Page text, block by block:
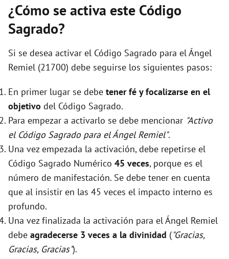
¿Cómo se activa este Código
Sagrado?
Si se desea activar el Código Sagrado para el Ángel
Remiel (21700) debe seguirse los siguientes pasos:
En primer lugar se debe tener fé y focalizarse en el
objetivo del Código Sagrado.
Para empezar a activarlo se debe mencionar "Activo
el Código Sagrado para el Ángel Remiel".
Una vez empezada la activación, debe repetirse el
Código Sagrado Numérico 45 veces, porque es el
número de manifestación. Se debe tener en cuenta
que al insistir en las 45 veces el impacto interno es
profundo.
Una vez finalizada la activación para el Ángel Remiel
debe agradecerse 3 veces a la divinidad ("Gracias,
Gracias, Gracias").